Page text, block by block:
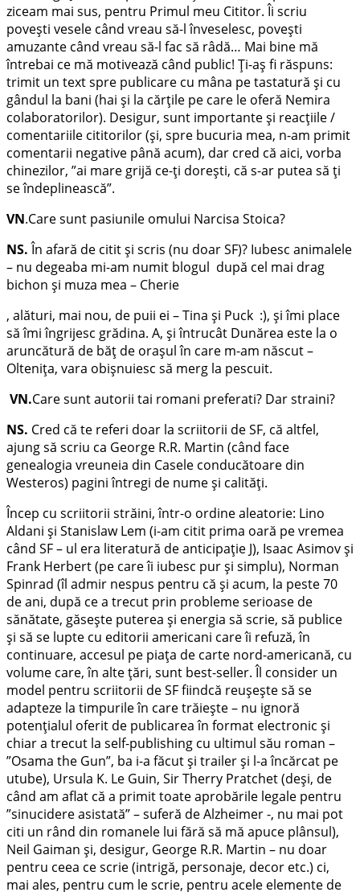
ziceam mai sus, pentru Primul meu Cititor. Îi scriu
povești vesele când vreau să-l înveselesc, povești
amuzante când vreau să-l fac să râdă… Mai bine mă
întrebai ce mă motivează când public! Ți-aș fi răspuns:
trimit un text spre publicare cu mâna pe tastatură și cu
gândul la bani (hai și la cărțile pe care le oferă Nemira
colaboratorilor). Desigur, sunt importante și reacțiile /
comentariile cititorilor (și, spre bucuria mea, n-am primit
comentarii negative până acum), dar cred că aici, vorba
chinezilor, ”ai mare grijă ce-ți dorești, că s-ar putea să ți
se îndeplinească”.
VN.Care sunt pasiunile omului Narcisa Stoica?
NS.În afară de citit și scris (nu doar SF)? Iubesc animalele
– nu degeaba mi-am numit blogul după cel mai drag
bichon și muza mea – Cherie
, alături, mai nou, de puii ei – Tina și Puck :), și îmi place
să îmi îngrijesc grădina. A, și întrucât Dunărea este la o
aruncătură de băț de orașul în care m-am născut –
Oltenița, vara obișnuiesc să merg la pescuit.
VN.Care sunt autorii tai romani preferati? Dar straini?
NS. Cred că te referi doar la scriitorii de SF, că altfel,
ajung să scriu ca George R.R. Martin (când face
genealogia vreuneia din Casele conducătoare din
Westeros) pagini întregi de nume și calități.
Încep cu scriitorii străini, într-o ordine aleatorie: Lino
Aldani și Stanislaw Lem (i-am citit prima oară pe vremea
când SF – ul era literatură de anticipație J), Isaac Asimov și
Frank Herbert (pe care îi iubesc pur și simplu), Norman
Spinrad (îl admir nespus pentru că și acum, la peste 70
de ani, după ce a trecut prin probleme serioase de
sănătate, găsește puterea și energia să scrie, să publice
și să se lupte cu editorii americani care îi refuză, în
continuare, accesul pe piața de carte nord-americană, cu
volume care, în alte țări, sunt best-seller. Îl consider un
model pentru scriitorii de SF fiindcă reușește să se
adapteze la timpurile în care trăiește – nu ignoră
potențialul oferit de publicarea în format electronic și
chiar a trecut la self-publishing cu ultimul său roman –
”Osama the Gun”, ba i-a făcut și trailer și l-a încărcat pe
utube), Ursula K. Le Guin, Sir Therry Pratchet (deși, de
când am aflat că a primit toate aprobările legale pentru
”sinucidere asistată” – suferă de Alzheimer -, nu mai pot
citi un rând din romanele lui fără să mă apuce plânsul),
Neil Gaiman și, desigur, George R.R. Martin – nu doar
pentru ceea ce scrie (intrigă, personaje, decor etc.) ci,
mai ales, pentru cum le scrie, pentru acele elemente de